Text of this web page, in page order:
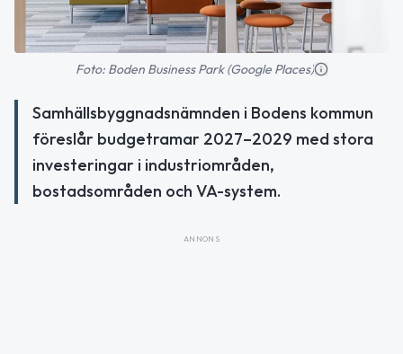
Foto: Boden Business Park (Google Places)
Samhällsbyggnadsnämnden i Bodens kommun
föreslår budgetramar 2027–2029 med stora
investeringar i industriområden,
bostadsområden och VA-system.
ANNONS